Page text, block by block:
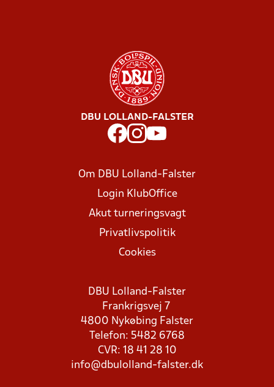
DBU LOLLAND-FALSTER
Om DBU Lolland-Falster
Login KlubOffice
Akut turneringsvagt
Privatlivspolitik
Cookies
DBU Lolland-Falster
Frankrigsvej 7
4800 Nykøbing Falster
Telefon: 5482 6768
CVR: 18 41 28 10
info@dbulolland-falster.dk